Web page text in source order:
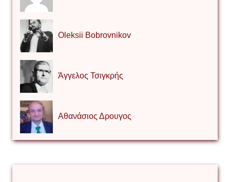
Oleksii Bobrovnikov
Άγγελος Τσιγκρής
Αθανάσιος Δρουγος